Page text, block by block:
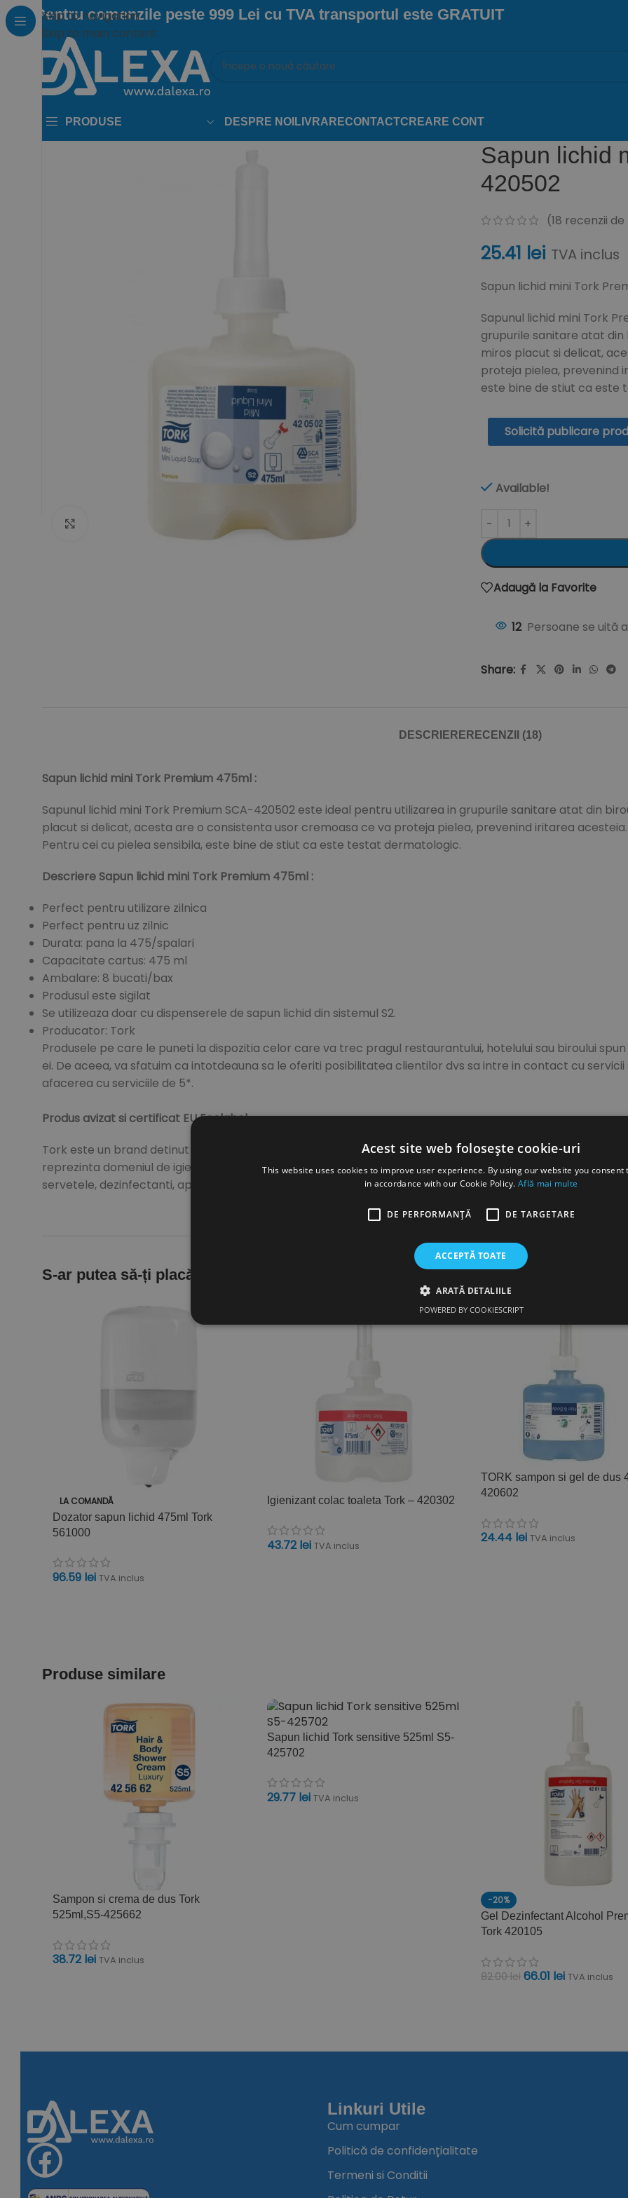
Skip to navigation
Skip to main content
Pentru comenzile peste 999 Lei cu TVA transportul este GRATUIT
PRODUSE DESPRE NOI LIVRARECONTACTCREARE CONT
Sapun lichid
420502
(18 recenzii
25.41 lei TVA inclus
Sapun lichid mini Tork
Sapunul lichid mini Tork
grupurile sanitare atat din
miros placut si delicat,
proteja pielea, prevenind
este bine de stiut ca este
Solicită publicare
Available!
Adaugă la Favorite
12 Persoane se uită
Share:
DESCRIERE RECENZII (18)
Sapun lichid mini Tork Premium 475ml :
Sapunul lichid mini Tork Premium SCA-420502 este ideal pentru utilizarea in grupurile sanitare atat din
placut si delicat, acesta are o consistenta usor cremoasa ce va proteja pielea, prevenind iritarea acesteia.
Pentru cei cu pielea sensibila, este bine de stiut ca este testat dermatologic.
Descriere Sapun lichid mini Tork Premium 475ml :
Perfect pentru utilizare zilnica
Perfect pentru uz zilnic
Durata: pana la 475/spalari
Capacitate cartus: 475 ml
Ambalare: 8 bucati/bax
Produsul este sigilat
Se utilizeaza doar cu dispenserele de sapun lichid din sistemul S2.
Producator: Tork
Produsele pe care le puneti la dispozitia celor care va trec pragul restaurantului, hotelului sau biroului
ei. De aceea, va sfatuim ca intotdeauna sa le oferiti posibilitatea clientilor dvs sa intre in contact cu
afacerea cu serviciile de 5*.
Produs avizat si certificat EU Ecolabel.
Tork este un brand detinut de compania Essity, infiintata in Stockholm, Suedia, lider de piata in Europa si
reprezinta domeniul de igiena profesionala dezvoltand si vanzand sisteme complete de igiena, sapunuri
servetele, dezinfectanti, aparatura pe baza de senzori, service si intretinere.
S-ar putea să-ți placă și…
LA COMANDĂ
Dozator sapun lichid 475ml Tork
561000
96.59 lei TVA inclus
Igienizant colac toaleta Tork – 420302
43.72lei TVA inclus
TORK sampon si gel de dus
420602
24.44 lei TVA inclus
Produse similare
Sampon si crema de dus Tork
525ml,S5-425662
38.72lei TVA inclus
Sapun lichid Tork sensitive 525ml S5-
425702
29.77 lei TVA inclus
-20%
Gel Dezinfectant Alcohol
Tork 420105
82.00lei 66.01 lei TVA inclus
Linkuri Utile
Cum cumpar
Politică de confidențialitate
Termeni si Conditii
Acest site web folosește cookie-uri
This website uses cookies to improve user experience. By using our website you consent
in accordance with our Cookie Policy.Află mai multe
DE PERFORMANȚĂ DE TARGETARE
ACCEPTĂ TOATE
ARATĂ DETALIILE
POWERED BY COOKIESCRIPT